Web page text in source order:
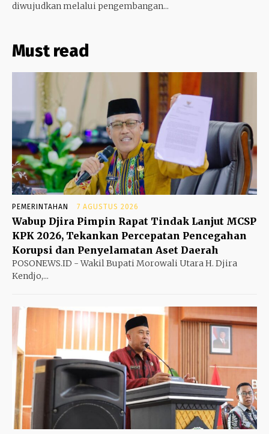
diwujudkan melalui pengembangan...
Must read
PEMERINTAHAN 7 AGUSTUS 2026
Wabup Djira Pimpin Rapat Tindak Lanjut MCSP
KPK 2026, Tekankan Percepatan Pencegahan
Korupsi dan Penyelamatan Aset Daerah
POSONEWS.ID - Wakil Bupati Morowali Utara H. Djira
Kendjo,...